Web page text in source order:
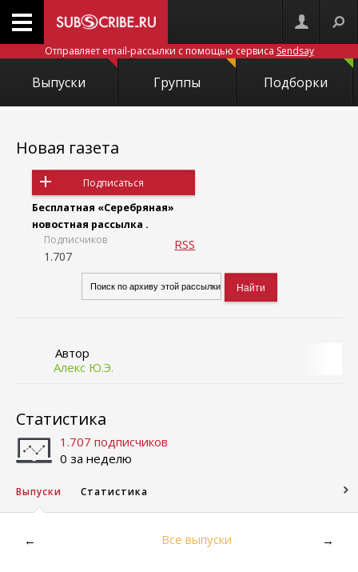
Отправляет email-рассылки с помощью сервиса Sendsay
Выпуски Группы Подборки
Новая газета
Подписаться
Бесплатная «Серебряная»
новостная рассылка .
Подписчиков
1.707
RSS
Автор
Алекс Ю.Э.
Статистика
1.707 подписчиков
0 за неделю
Выпуски Статистика
← Все выпуски →